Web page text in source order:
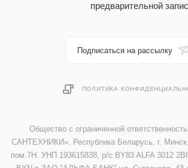
предварительной
Подписаться на рассылку
ПОЛИТИКА
Общество с ограниченной
САНТЕХНИКИ». Республика Беларусь, г.
пом.7Н. УНП 193615838, р/с BY83 ALFA 3012